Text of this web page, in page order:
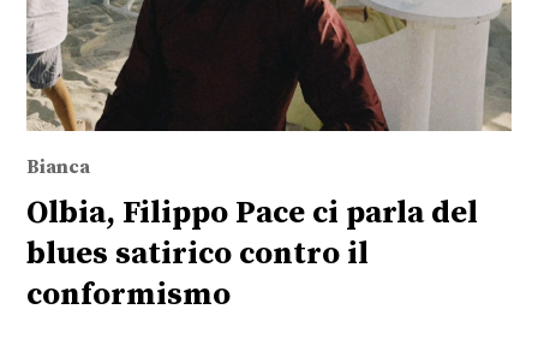
Bianca
Olbia, Filippo Pace ci parla del
blues satirico contro il
conformismo